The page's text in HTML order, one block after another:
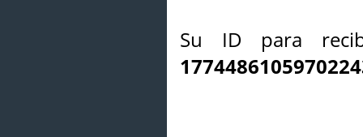
Su ID para